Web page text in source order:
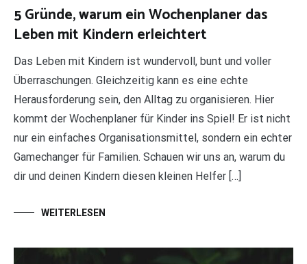
5 Gründe, warum ein Wochenplaner das
Leben mit Kindern erleichtert
Das Leben mit Kindern ist wundervoll, bunt und voller
Überraschungen. Gleichzeitig kann es eine echte
Herausforderung sein, den Alltag zu organisieren. Hier
kommt der Wochenplaner für Kinder ins Spiel! Er ist nicht
nur ein einfaches Organisationsmittel, sondern ein echter
Gamechanger für Familien. Schauen wir uns an, warum du
dir und deinen Kindern diesen kleinen Helfer […]
WEITERLESEN